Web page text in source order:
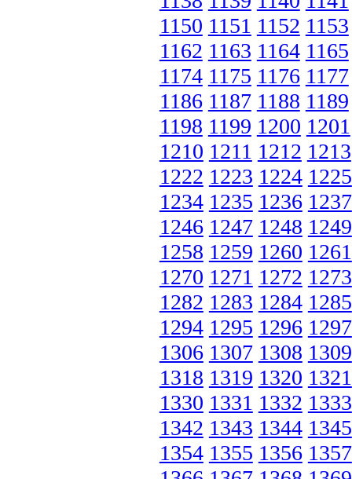
1150 1151 1152 1153
1162 1163 1164 1165
1174 1175 1176 1177
1186 1187 1188 1189
1198 1199 1200 1201
1210 1211 1212 1213
1222 1223 1224 1225
1234 1235 1236 1237
1246 1247 1248 1249
1258 1259 1260 1261
1270 1271 1272 1273
1282 1283 1284 1285
1294 1295 1296 1297
1306 1307 1308 1309
1318 1319 1320 1321
1330 1331 1332 1333
1342 1343 1344 1345
1354 1355 1356 1357